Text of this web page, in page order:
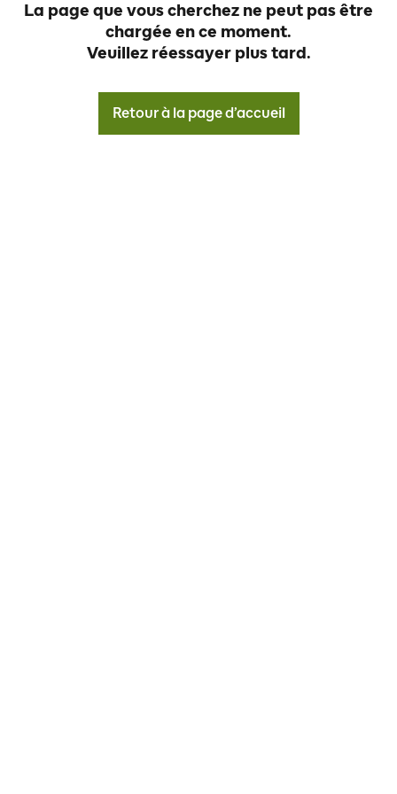
La page que vous cherchez ne peut pas être
chargée en ce moment.
Veuillez réessayer plus tard.
Retour à la page d’accueil